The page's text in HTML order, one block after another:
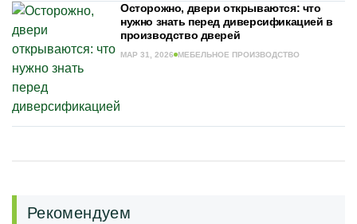
Осторожно, двери открываются: что
нужно знать перед диверсификацией в
производство дверей
МАР 31, 2026 МЕБЕЛЬНОЕ ПРОИЗВОДСТВО
Рекомендуем